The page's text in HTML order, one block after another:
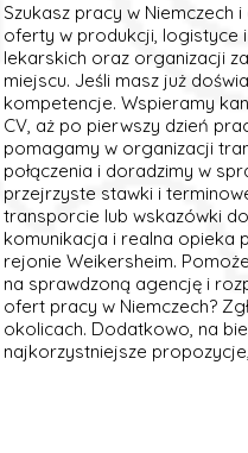
Szukasz pracy w Niemczech
oferty w produkcji, logistyce
lekarskich oraz organizacji
miejscu. Jeśli masz już
kompetencje. Wspieramy
CV, aż po pierwszy dzień
pomagamy w organizacji
połączenia i doradzimy w
przejrzyste stawki i
transporcie lub wskazówki
komunikacja i realna opieka
rejonie Weikersheim.
na sprawdzoną agencję i
ofert pracy w Niemczech?
okolicach. Dodatkowo, na
najkorzystniejsze